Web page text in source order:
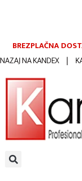
BREZPLAČNA
NAZAJ NA KANDEX |